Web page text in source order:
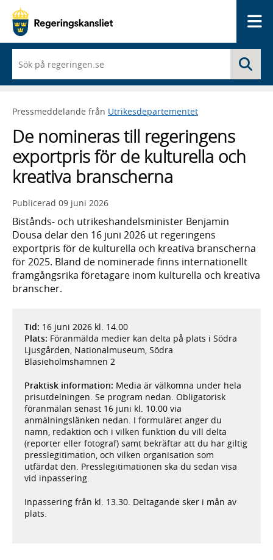
du
börjar
skriva
framträder
lista
med
sökförslag
Pressmeddelande från Utrikesdepartementet
De nomineras till regeringens
exportpris för de kulturella och
kreativa branscherna
Publicerad 09 juni 2026
Bistånds- och utrikeshandelsminister Benjamin
Dousa delar den 16 juni 2026 ut regeringens
exportpris för de kulturella och kreativa branscherna
för 2025. Bland de nominerade finns internationellt
framgångsrika företagare inom kulturella och kreativa
branscher.
Tid: 16 juni 2026 kl. 14.00
Plats: Föranmälda medier kan delta på plats i Södra
Ljusgården, Nationalmuseum, Södra
Blasieholmshamnen 2
Praktisk information: Media är välkomna under hela
prisutdelningen. Se program nedan. Obligatorisk
föranmälan senast 16 juni kl. 10.00 via
anmälningslänken nedan. I formuläret anger du
namn, redaktion och i vilken funktion du vill delta
(reporter eller fotograf) samt bekräftar att du har giltig
presslegitimation, och vilken organisation som
utfärdat den. Presslegitimationen ska du sedan visa
vid inpassering.
Inpassering från kl. 13.30. Deltagande sker i mån av
plats.